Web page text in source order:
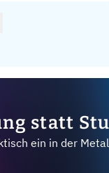
statt
ein in der